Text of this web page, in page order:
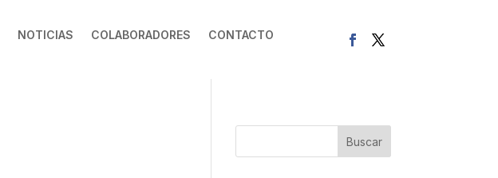
NOTICIAS COLABORADORES CONTACTO